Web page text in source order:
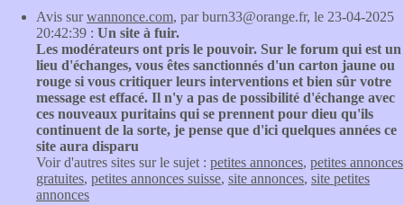
Avis surwannonce.com, par burn33@orange.fr, le 23-04-2025
20:42:39 : Un site à fuir.
Les modérateurs ont pris le pouvoir. Sur le forum qui est un
lieu d'échanges, vous êtes sanctionnés d'un carton jaune ou
rouge si vous critiquer leurs interventions et bien sûr votre
message est effacé. Il n'y a pas de possibilité d'échange avec
ces nouveaux puritains qui se prennent pour dieu qu'ils
continuent de la sorte, je pense que d'ici quelques années ce
site aura disparu
Voir d'autres sites sur le sujet : petites annonces, petites annonces
gratuites, petites annonces suisse, site annonces, site petites
annonces